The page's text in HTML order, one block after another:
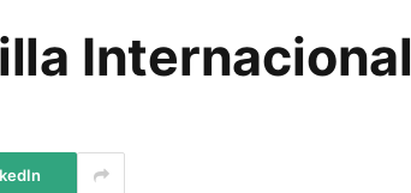
Internacional